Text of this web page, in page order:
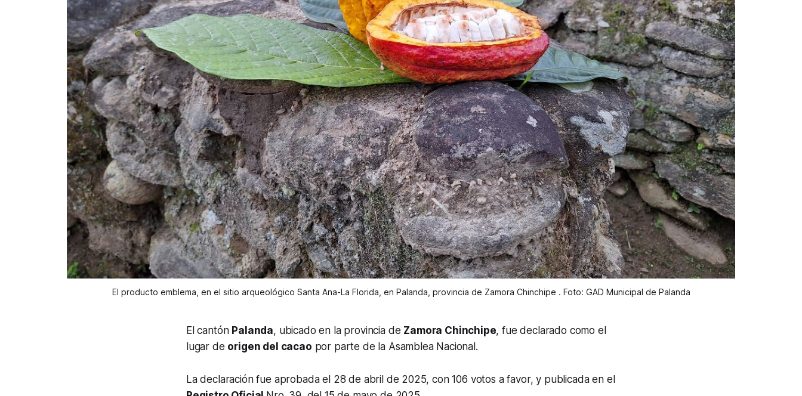
El producto emblema, en el sitio arqueológico Santa Ana-La Florida, en Palanda, provincia de Zamora Chinchipe . Foto: GAD Municipal de Palanda
El cantón Palanda, ubicado en la provincia de Zamora Chinchipe, fue declarado como el
lugar de origen del cacao por parte de la Asamblea Nacional.
La declaración fue aprobada el 28 de abril de 2025, con 106 votos a favor, y publicada en el